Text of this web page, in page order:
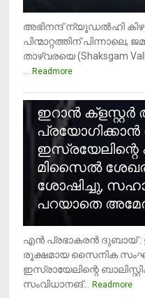
അഭിനന്ദ് ന്യൂഡൽഹി
പിന്മാറ്റത്തിന് പിന്നാലെ,
താഴ്‌വരയെ (Shaksgam
... Readmore
ഇറാന്‍
ഇസ്രയേലിന്റെ
മിസൈല്‍
ശോഷിച്ചു,
പറയാതെ
എന്‍ പ്രഭാകരന്‍ ദുബായ് :
രൂക്ഷമായ സൈനിക
ഇസ്രായേലിന്റെ
സംവിധാനങ്... Readmore